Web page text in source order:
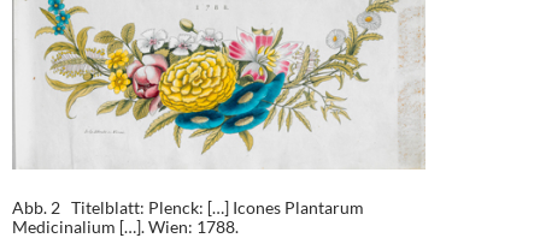
Abb. 2 Titelblatt: Plenck: […] Icones Plantarum
Medicinalium […]. Wien: 1788.